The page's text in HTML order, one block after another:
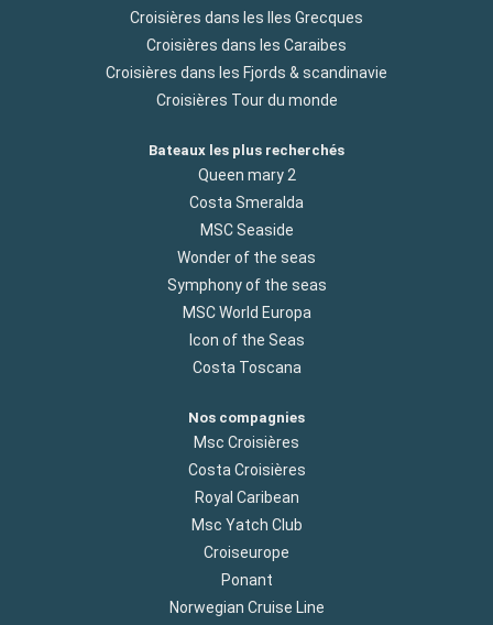
Croisières dans les Iles Grecques
Croisières dans les Caraibes
Croisières dans les Fjords & scandinavie
Croisières Tour du monde
Bateaux les plus recherchés
Queen mary 2
Costa Smeralda
MSC Seaside
Wonder of the seas
Symphony of the seas
MSC World Europa
Icon of the Seas
Costa Toscana
Nos compagnies
Msc Croisières
Costa Croisières
Royal Caribean
Msc Yatch Club
Croiseurope
Ponant
Norwegian Cruise Line